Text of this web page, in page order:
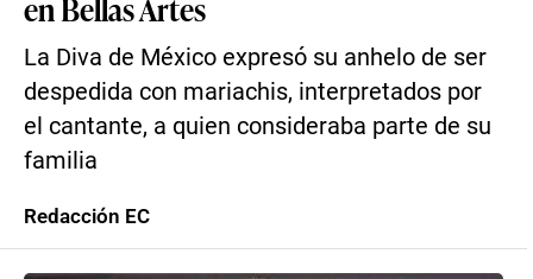
La Diva de México expresó su anhelo de ser
despedida con mariachis, interpretados por
el cantante, a quien consideraba parte de su
familia
Redacción EC